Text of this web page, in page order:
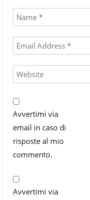
Avvertimi via
email in caso di
risposte al mio
commento.
Avvertimi via